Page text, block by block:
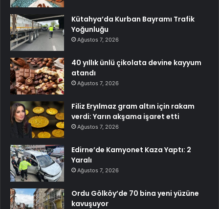
Kütahya’da Kurban Bayramı Trafik
Yoğunluğu
Ağustos 7, 2026
40 yıllık ünlü çikolata devine kayyum
atandı
Ağustos 7, 2026
Filiz Eryılmaz gram altın için rakam
verdi: Yarın akşama işaret etti
Ağustos 7, 2026
Edirne’de Kamyonet Kaza Yaptı: 2
Yaralı
Ağustos 7, 2026
Ordu Gölköy’de 70 bina yeni yüzüne
kavuşuyor